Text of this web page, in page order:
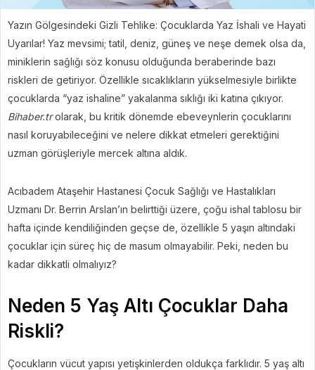
Yazın Gölgesindeki Gizli Tehlike: Çocuklarda Yaz İshali ve Hayati
Uyarılar! Yaz mevsimi; tatil, deniz, güneş ve neşe demek olsa da,
miniklerin sağlığı söz konusu olduğunda beraberinde bazı
riskleri de getiriyor. Özellikle sıcaklıkların yükselmesiyle birlikte
çocuklarda “yaz ishaline” yakalanma sıklığı iki katına çıkıyor.
Bihaber.trolarak, bu kritik dönemde ebeveynlerin çocuklarını
nasıl koruyabileceğini ve nelere dikkat etmeleri gerektiğini
uzman görüşleriyle mercek altına aldık.
Acıbadem Ataşehir Hastanesi Çocuk Sağlığı ve Hastalıkları
Uzmanı Dr. Berrin Arslan’ın belirttiği üzere, çoğu ishal tablosu bir
hafta içinde kendiliğinden geçse de, özellikle 5 yaşın altındaki
çocuklar için süreç hiç de masum olmayabilir. Peki, neden bu
kadar dikkatli olmalıyız?
Neden 5 Yaş Altı Çocuklar Daha
Riskli?
Çocukların vücut yapısı yetişkinlerden oldukça farklıdır. 5 yaş altı